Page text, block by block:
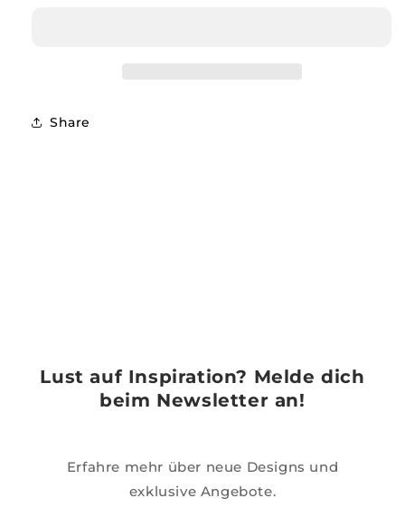
Share
Lust auf Inspiration? Melde dich
beim Newsletter an!
Erfahre mehr über neue Designs und
exklusive Angebote.